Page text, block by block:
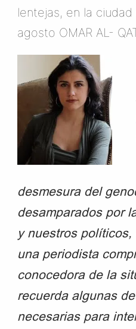
lentejas, en la
agosto OMAR AL-
desmesura del
desamparados por
y nuestros
una periodista
conocedora de la
recuerda algunas
necesarias para